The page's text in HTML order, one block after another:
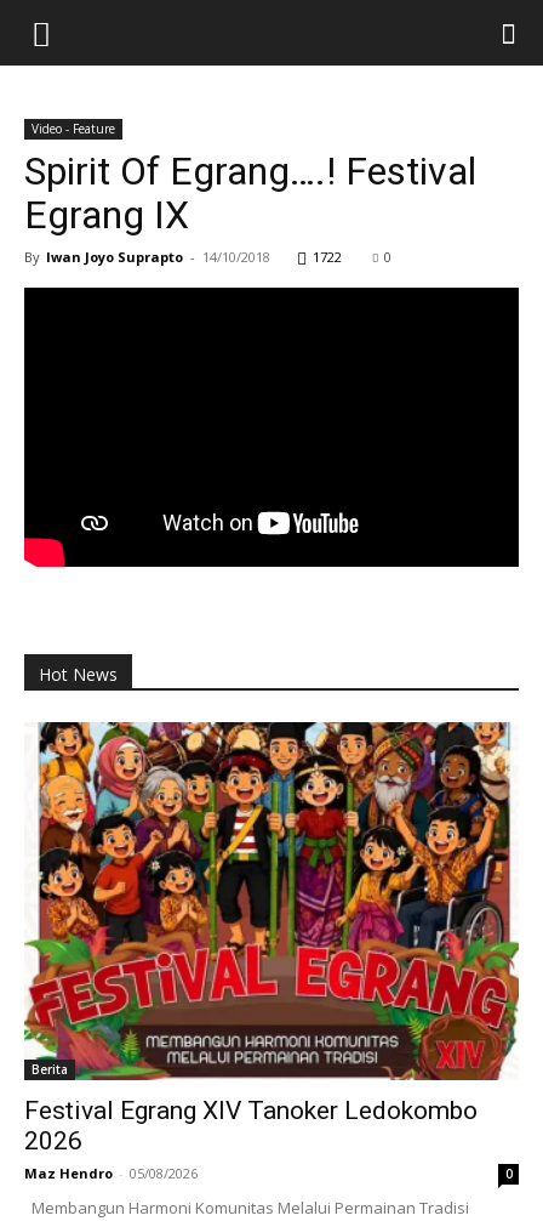
Video - Feature
Spirit Of Egrang….! Festival
Egrang IX
By Iwan Joyo Suprapto - 14/10/2018 1722 0
Hot News
Berita
Festival Egrang XIV Tanoker Ledokombo
2026
Maz Hendro - 05/08/2026 0
Membangun Harmoni Komunitas Melalui Permainan Tradisi